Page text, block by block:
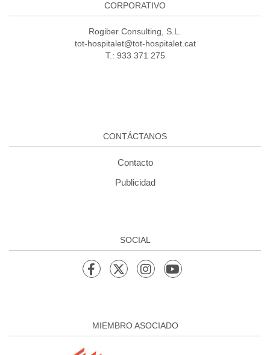
CORPORATIVO
Rogiber Consulting, S.L.
tot-hospitalet@tot-hospitalet.cat
T.: 933 371 275
CONTÁCTANOS
Contacto
Publicidad
SOCIAL
MIEMBRO ASOCIADO